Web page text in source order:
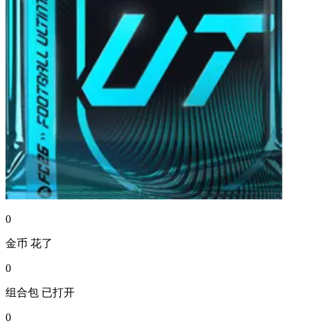
0
金币 花了
0
组合包 已打开
0